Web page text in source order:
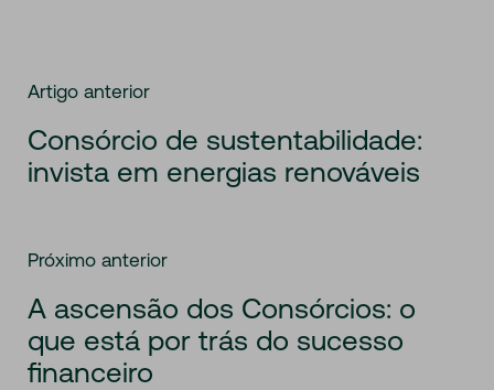
Artigo anterior
Consórcio de sustentabilidade:
invista em energias renováveis
Próximo anterior
A ascensão dos Consórcios: o
que está por trás do sucesso
financeiro